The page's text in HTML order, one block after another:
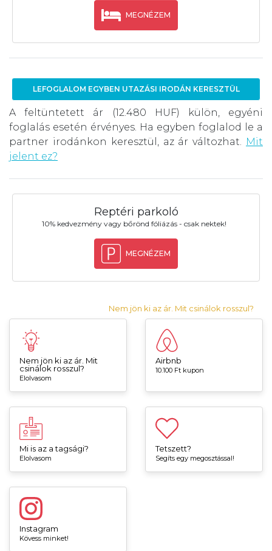
MEGNÉZEM
LEFOGLALOM EGYBEN UTAZÁSI IRODÁN KERESZTÜL
A feltüntetett ár (12.480 HUF) külön, egyéni
foglalás esetén érvényes. Ha egyben foglalod le a
partner irodánkon keresztül, az ár változhat. Mit
jelent ez?
Reptéri parkoló
10% kedvezmény vagy bőrönd fóliázás - csak nektek!
MEGNÉZEM
Nem jön ki az ár. Mit csinálok rosszul?
Nem jön ki az ár. Mit
csinálok rosszul?
Elolvasom
Airbnb
10.100 Ft kupon
Mi is az a tagsági?
Elolvasom
Tetszett?
Segíts egy megosztással!
Instagram
Kövess minket!